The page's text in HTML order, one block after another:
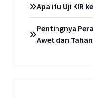
Apa itu Uji KIR
Pentingnya
Awet dan